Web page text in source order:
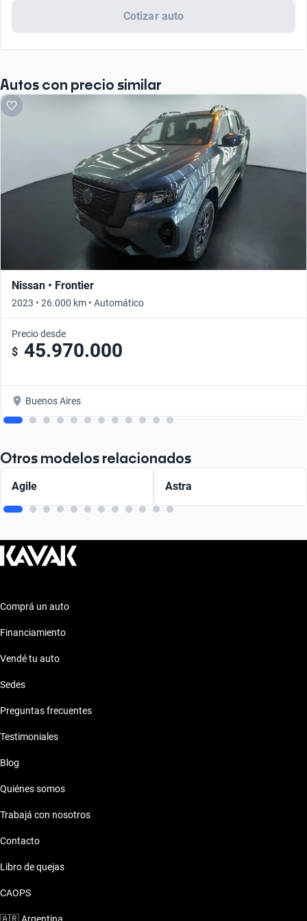
Cotizar auto
Autos con precio similar
Nissan • Frontier
2023 • 26.000 km • Automático
Precio desde
$ 45.970.000
Buenos Aires
Otros modelos relacionados
Agile Astra
Comprá un auto
Financiamiento
Vendé tu auto
Sedes
Preguntas frecuentes
Testimoniales
Blog
Quiénes somos
Trabajá con nosotros
Contacto
Libro de quejas
CAOPS